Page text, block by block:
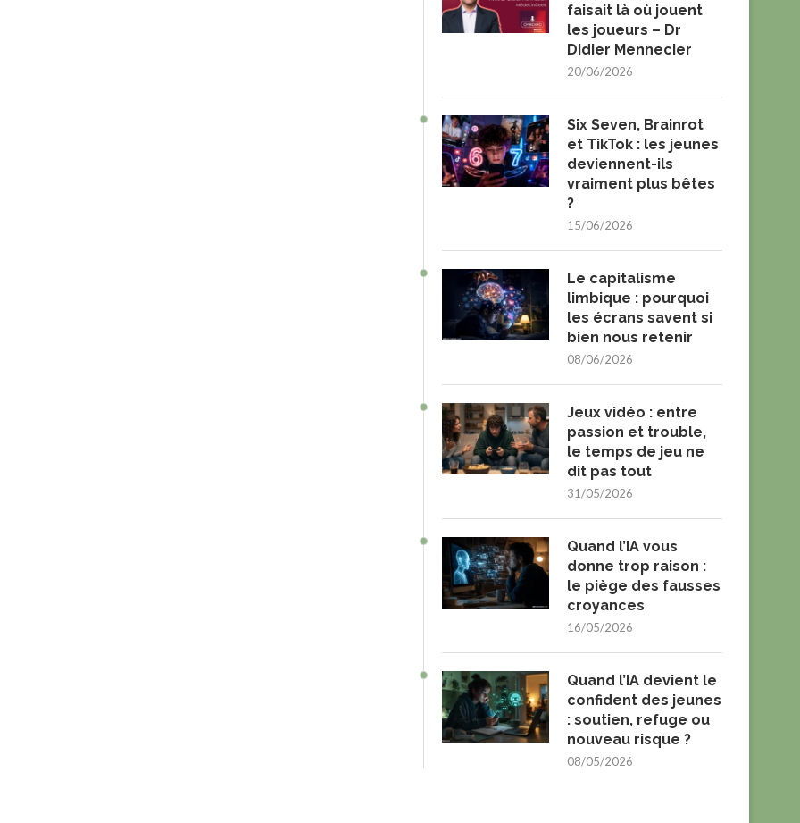
faisait là où jouent
les joueurs – Dr
Didier Mennecier
20/06/2026
Six Seven, Brainrot
et TikTok : les jeunes
deviennent-ils
vraiment plus bêtes
?
15/06/2026
Le capitalisme
limbique : pourquoi
les écrans savent si
bien nous retenir
08/06/2026
Jeux vidéo : entre
passion et trouble,
le temps de jeu ne
dit pas tout
31/05/2026
Quand l’IA vous
donne trop raison :
le piège des fausses
croyances
16/05/2026
Quand l’IA devient le
confident des jeunes
: soutien, refuge ou
nouveau risque ?
08/05/2026